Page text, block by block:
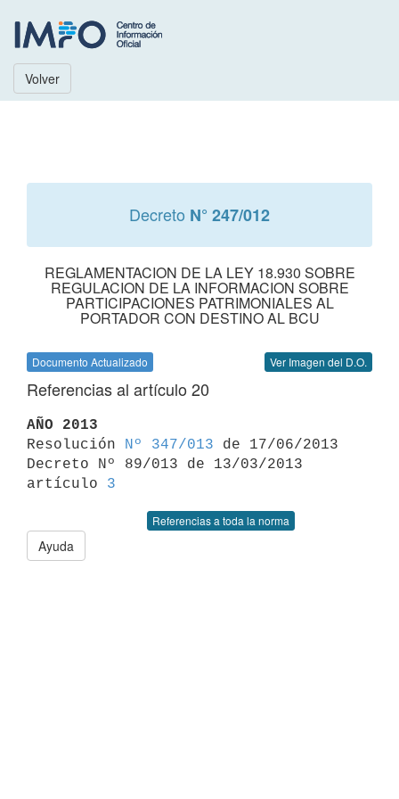
Volver
Decreto N° 247/012
REGLAMENTACION DE LA LEY 18.930 SOBRE
REGULACION DE LA INFORMACION SOBRE
PARTICIPACIONES PATRIMONIALES AL
PORTADOR CON DESTINO AL BCU
Documento Actualizado Ver Imagen del D.O.
Referencias al artículo 20
AÑO 2013
Resolución
Nº 347/013 de 17/06/2013
Decreto Nº 89/013 de 13/03/2013
artículo 3
Referencias a toda la norma
Ayuda